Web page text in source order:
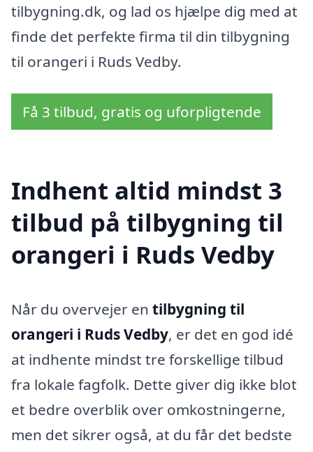
tilbygning.dk, og lad os hjælpe dig med at
finde det perfekte firma til din tilbygning
til orangeri i Ruds Vedby.
Få 3 tilbud, gratis og uforpligtende
Indhent altid mindst 3
tilbud på tilbygning til
orangeri i Ruds Vedby
Når du overvejer en tilbygning til
orangeri i Ruds Vedby, er det en god idé
at indhente mindst tre forskellige tilbud
fra lokale fagfolk. Dette giver dig ikke blot
et bedre overblik over omkostningerne,
men det sikrer også, at du får det bedste